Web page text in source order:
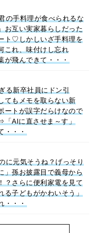
の手料理が食べられるな
お互い実家暮らしだった
ト♡しかしいざ手料理を
これ、味付けし忘れ
が飛んできて・・・
る新卒社員にドン引
てもメモを取らない新
ートが誤字だらけなので
AIに直させま～す」
・・・
に元気そうね？げっそり
」孫お披露目で義母から
？さらに便利家電を見て
子どもがかわいそう」
・・・